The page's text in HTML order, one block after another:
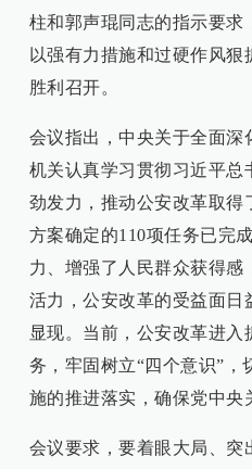
柱和郭声琨同志的指示要求
以强有力措施和过硬作风
胜利召开。
会议指出，中央关于全面深
机关认真学习贯彻习近平总
劲发力，推动公安改革取得
方案确定的110项任务已完
力、增强了人民群众获得
活力，公安改革的受益面日
显现。当前，公安改革进
务，牢固树立“四个意识”
施的推进落实，确保党中央
会议要求，要着眼大局、突